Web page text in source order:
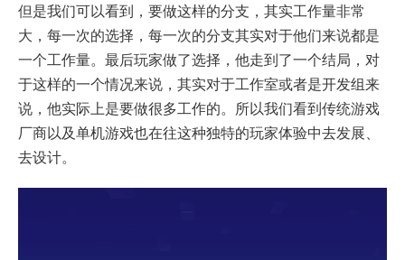
但是我们可以看到，要做这样的分支，其实工作量非常
大，每一次的选择，每一次的分支其实对于他们来说都是
一个工作量。最后玩家做了选择，他走到了一个结局，对
于这样的一个情况来说，其实对于工作室或者是开发组来
说，他实际上是要做很多工作的。所以我们看到传统游戏
厂商以及单机游戏也在往这种独特的玩家体验中去发展、
去设计。